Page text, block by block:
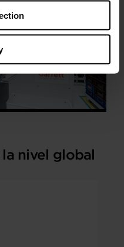
nivel global